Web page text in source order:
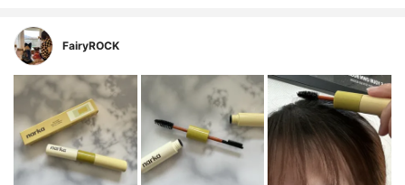
FairyROCK